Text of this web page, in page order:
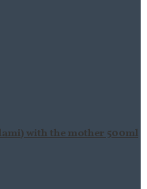
with the mother 500ml